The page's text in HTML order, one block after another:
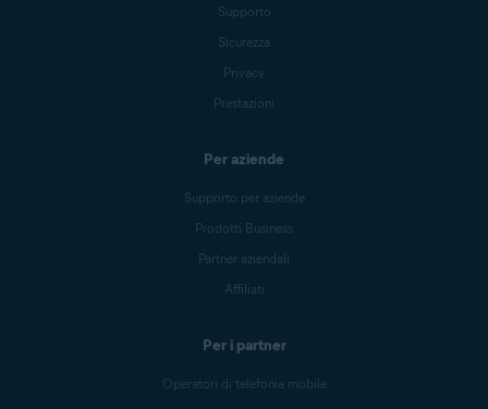
Supporto
Sicurezza
Privacy
Prestazioni
Per aziende
Supporto per aziende
Prodotti Business
Partner aziendali
Affiliati
Per i partner
Operatori di telefonia mobile